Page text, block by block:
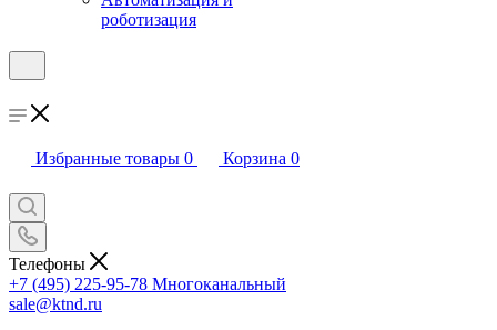
роботизация
Избранные товары 0 Корзина 0
Телефоны
+7 (495) 225-95-78 Многоканальный
sale@ktnd.ru